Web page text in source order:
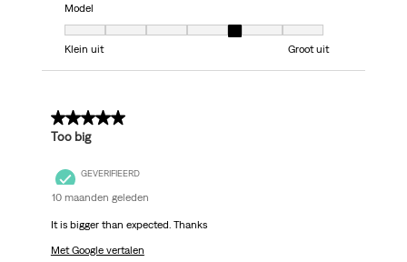
Model
Model, 5 van 7, waarbij 1 gelijk is aan Klein uit en 7 gelijk is aan Groot uit
Klein uit
Groot uit
3 van 5 sterren.
Too big
GEVERIFIEERD
10 maanden geleden
It is bigger than expected. Thanks
Met Google vertalen